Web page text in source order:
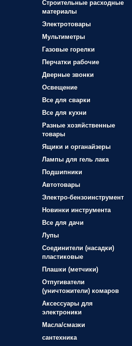
Строительные расходные
материалы
Электротовары
Мультиметры
Газовые горелки
Перчатки рабочие
Дверные звонки
Освещение
Все для сварки
Все для кухни
Разные хозяйственные
товары
Ящики и органайзеры
Лампы для гель лака
Подшипники
Автотовары
Электро-бензоинструмент
Новинки инструмента
Все для дачи
Лупы
Соединители (насадки)
пластиковые
Плашки (метчики)
Отпугиватели
(уничтожители) комаров
Аксессуары для
электроники
Масла/смазки
сантехника